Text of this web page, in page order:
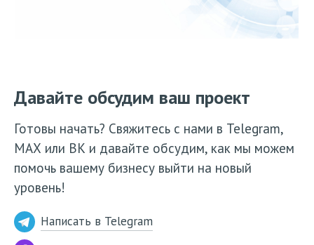
Давайте обсудим ваш проект
Готовы начать? Свяжитесь с нами в Telegram,
МАХ или ВК и давайте обсудим, как мы можем
помочь вашему бизнесу выйти на новый
уровень!
Написать в Telegram